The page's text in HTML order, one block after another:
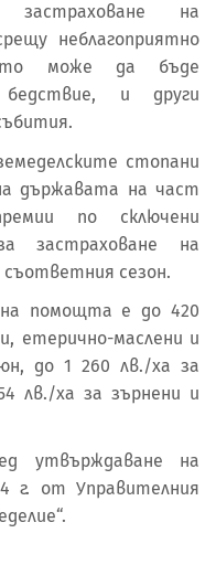
на
неблагоприятно
може да бъде
и други
стопани
държавата на част
по сключени
застраховане на
съответния сезон.
помощта е до 420
етерично-маслени и
до 1 260 лв./ха за
лв./ха за зърнени и
утвърждаване на
г. от Управителния